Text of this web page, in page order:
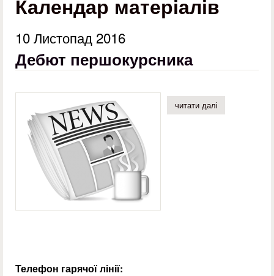
Календар матеріалів
10 Листопад 2016
Дебют першокурсника
читати далі
Телефон гарячої лінії: